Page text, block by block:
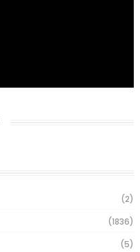
(2)
(1836)
(5)